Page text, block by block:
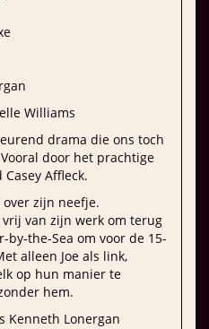
Williams
drama die ons toch
door het prachtige
Affleck.
zijn neefje.
van zijn werk om terug
the-Sea om voor de 15-
alleen Joe als link,
op hun manier te
hem.
Kenneth Lonergan